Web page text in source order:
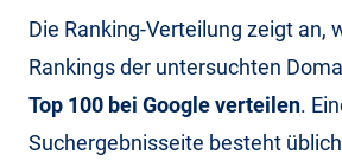
Die Ranking-Verteilung zeigt an,
Rankings der untersuchten
Top 100 bei Google verteilen.
Suchergebnisseite besteht